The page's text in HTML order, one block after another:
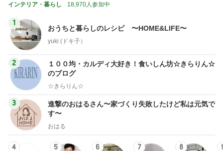
インテリア・暮らし 18,970人参加中
1
おうちと暮らしのレシピ 〜HOME&LIFE〜
yuki (ドキ子）
2
１００均・カルディ大好き！食いしん坊☆きらりん☆
のブログ
☆きらりん☆
3
進撃のおはるさん〜家づくり失敗したけど私は元気で
す〜
おはる
4 5 6 7 8